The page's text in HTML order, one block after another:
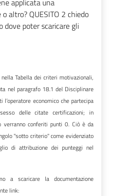
applicata una
altro? QUESITO 2 chiedo
dove poter scaricare gli
Tabella dei criteri motivazionali,
nel paragrafo 18.1 del Disciplinare
economico che partecipa
delle citate certificazioni; in
verranno conferiti punti 0. Ciò è da
"sotto criterio" come evidenziato
di attribuzione dei punteggi nel
a scaricare la documentazione
link: